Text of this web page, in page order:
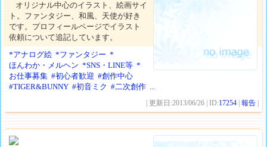
オリジナル中心のイラスト、絵画サイ
ト。ファンタジー、和風、天使が好き
です。プロフィールページでイラスト
依頼について追記しています。
*アナログ絵 *ファンタジー *
ほんわか・メルヘン *SNS・LINE等 *
お仕事募集 #初心者歓迎 #創作中心
#TIGER&BUNNY #初音ミク #二次創作 ...
| 更新日:2013/06/26 | ID:17254 |報告